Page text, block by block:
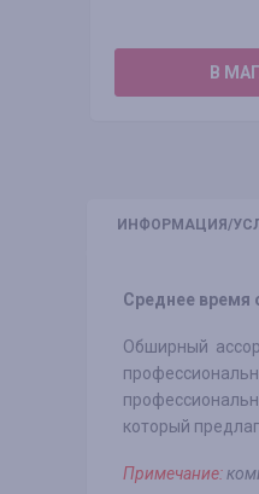
В
ИНФО РМАЦИЯ/
Среднее время
Обширный
который
Примечание: